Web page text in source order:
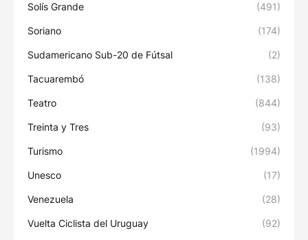
Solís Grande (491)
Soriano (174)
Sudamericano Sub-20 de Fútsal (2)
Tacuarembó (138)
Teatro (844)
Treinta y Tres (93)
Turismo (1994)
Unesco (17)
Venezuela (28)
Vuelta Ciclista del Uruguay (92)